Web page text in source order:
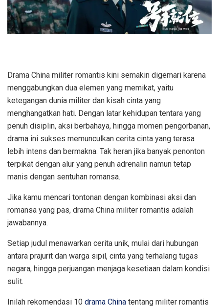
Drama China militer romantis kini semakin digemari karena
menggabungkan dua elemen yang memikat, yaitu
ketegangan dunia militer dan kisah cinta yang
menghangatkan hati. Dengan latar kehidupan tentara yang
penuh disiplin, aksi berbahaya, hingga momen pengorbanan,
drama ini sukses memunculkan cerita cinta yang terasa
lebih intens dan bermakna. Tak heran jika banyak penonton
terpikat dengan alur yang penuh adrenalin namun tetap
manis dengan sentuhan romansa.
Jika kamu mencari tontonan dengan kombinasi aksi dan
romansa yang pas, drama China militer romantis adalah
jawabannya.
Setiap judul menawarkan cerita unik, mulai dari hubungan
antara prajurit dan warga sipil, cinta yang terhalang tugas
negara, hingga perjuangan menjaga kesetiaan dalam kondisi
sulit.
Inilah rekomendasi 10 drama China tentang militer romantis